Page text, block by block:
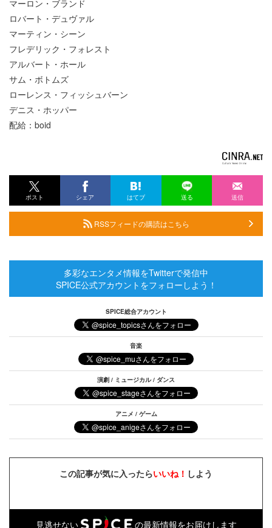
マーロン・ブランド
ロバート・デュヴァル
マーティン・シーン
フレデリック・フォレスト
アルバート・ホール
サム・ボトムズ
ローレンス・フィッシュバーン
デニス・ホッパー
配給：boid
ポスト シェア はてブ 送る 送信
RSSフィードの購読はこちら
多彩なエンタメ情報をTwitterで発信中
SPICE公式アカウントをフォローしよう！
SPICE総合アカウント
音楽
演劇 / ミュージカル / ダンス
アニメ / ゲーム
この記事が気に入ったらいいね！ しよう
見逃せない の最新情報をお届けします